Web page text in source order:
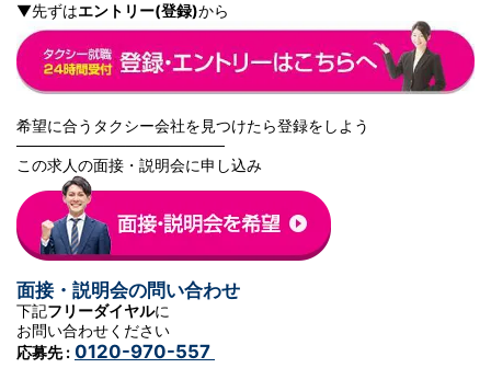
▼先ずはエントリー(登録)から
希望に合うタクシー会社を見つけたら登録をしよう
───────────────────
この求人の面接・説明会に申し込み
面接・説明会の問い合わせ
下記フリーダイヤルに
お問い合わせください
応募先 : 0120-970-557